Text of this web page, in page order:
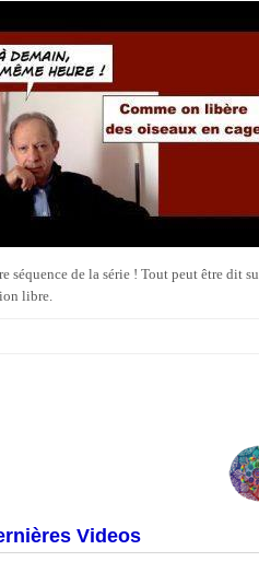
séquence de la série ! Tout peut être dit
libre.
Videos